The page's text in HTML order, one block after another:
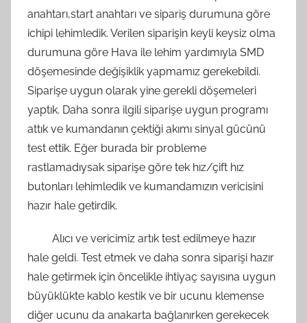
anahtarı,start anahtarı ve sipariş durumuna göre
ichipi lehimledik. Verilen siparişin keyli keysiz olma
durumuna göre Hava ile lehim yardımıyla SMD
döşemesinde değişiklik yapmamız gerekebildi.
Siparişe uygun olarak yine gerekli döşemeleri
yaptık. Daha sonra ilgili siparişe uygun programı
attık ve kumandanın çektiği akımı sinyal gücünü
test ettik. Eğer burada bir probleme
rastlamadıysak siparişe göre tek hız/çift hız
butonları lehimledik ve kumandamızın vericisini
hazır hale getirdik.
Alıcı ve vericimiz artık test edilmeye hazır
hale geldi. Test etmek ve daha sonra siparişi hazır
hale getirmek için öncelikle ihtiyaç sayısına uygun
büyüklükte kablo kestik ve bir ucunu klemense
diğer ucunu da anakarta bağlanırken gerekecek